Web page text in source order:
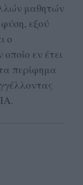
μαθητών
εξού
ο
εν έτει
περίφημα